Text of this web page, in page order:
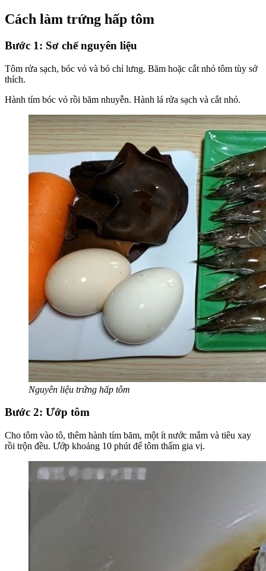
Cách làm trứng hấp tôm
Bước 1: Sơ chế nguyên liệu
Tôm rửa sạch, bóc vỏ và bỏ chỉ lưng. Băm hoặc cắt nhỏ tôm tùy sở
thích.
Hành tím bóc vỏ rồi băm nhuyễn. Hành lá rửa sạch và cắt nhỏ.
Nguyên liệu trứng hấp tôm
Bước 2: Ướp tôm
Cho tôm vào tô, thêm hành tím băm, một ít nước mắm và tiêu xay
rồi trộn đều. Ướp khoảng 10 phút để tôm thấm gia vị.